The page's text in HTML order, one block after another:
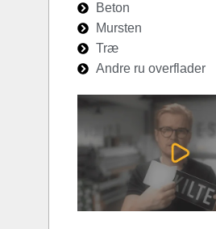
Beton
Mursten
Træ
Andre ru overflader